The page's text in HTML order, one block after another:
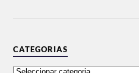
CATEGORIAS